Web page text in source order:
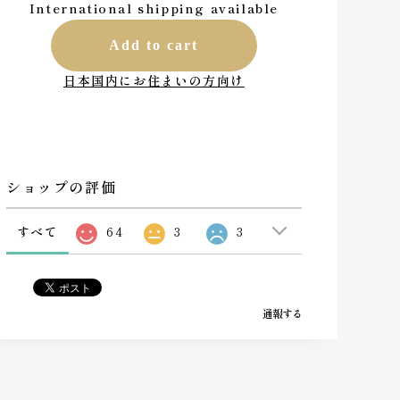
International shipping available
Add to cart
日本国内にお住まいの方向け
ショップの評価
すべて 64 3 3
通報する